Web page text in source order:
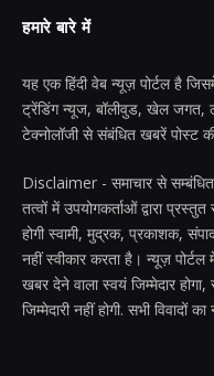
हमारे बारे में
यह एक हिंदी वेब न्यूज़ पोर्टल है
ट्रेंडिंग न्यूज, बॉलीवुड, खेल जगत,
टेक्नोलॉजी से संबंधित खबरें पोस्ट
Disclaimer - समाचार से
तत्वों में उपयोगकर्ताओं द्वारा
होगी स्वामी, मुद्रक, प्रकाशक,
नहीं स्वीकार करता है। न्यूज़ पोर्टल
खबर देने वाला स्वयं जिम्मेदार
जिम्मेदारी नहीं होगी. सभी विवादों का